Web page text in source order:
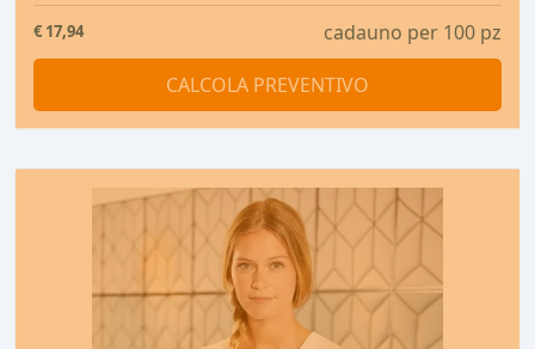
€ 17,94
cadauno per 100 pz
CALCOLA PREVENTIVO